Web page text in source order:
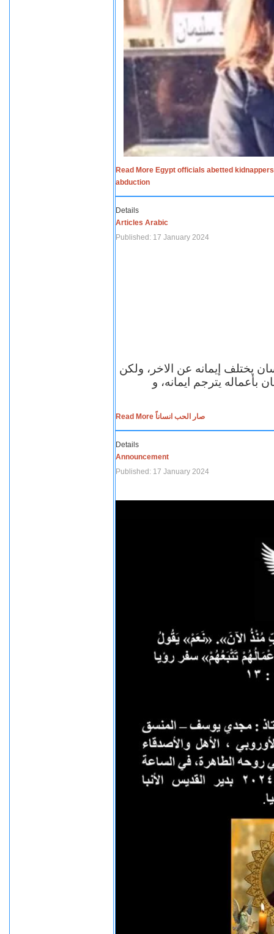
Read More Egypt officials abetted
abduction
Details
Articles Arabic
Published: 17 January 2024
يختلف إيمانه عن الاخر، ولكن
بأعماله يترجم ايمانه، و
Read More صار الحب انساناً
Details
Announcement
Published: 17 January 2024